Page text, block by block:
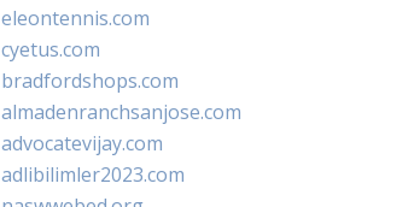
eleontennis.com
cyetus.com
bradfordshops.com
almadenranchsanjose.com
advocatevijay.com
adlibilimler2023.com